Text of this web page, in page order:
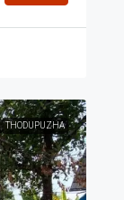
THODUPUZHA